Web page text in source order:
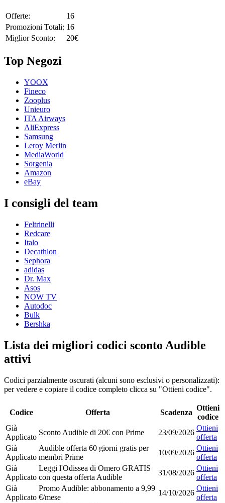
Offerte:
16
Promozioni Totali: 16
Miglior Sconto:
20€
Top Negozi
YOOX
Fineco
Zooplus
Unieuro
ITA Airways
AliExpress
Samsung
Leroy Merlin
MediaWorld
Sorgenia
Amazon
eBay
I consigli del team
Feltrinelli
Redcare
Italo
Decathlon
Sephora
adidas
Dr. Max
Asos
NOW TV
Autodoc
Bulk
Bershka
Lista dei migliori codici sconto Audible
attivi
Codici parzialmente oscurati (alcuni sono esclusivi o personalizzati):
per vedere e copiare il codice completo clicca su "Ottieni codice".
Codice Offerta Scadenza
Ottieni
codice
Già
Applicato
Sconto Audible di 20€ con Prime 23/09/2026
Ottieni
offerta
Già
Applicato
Audible offerta 60 giorni gratis per
membri Prime
10/09/2026
Ottieni
offerta
Già
Applicato
Leggi l'Odissea di Omero GRATIS
con questa offerta Audible
31/08/2026
Ottieni
offerta
Già
Applicato
Promo Audible: abbonamento a 9,99
€/mese
14/10/2026
Ottieni
offerta